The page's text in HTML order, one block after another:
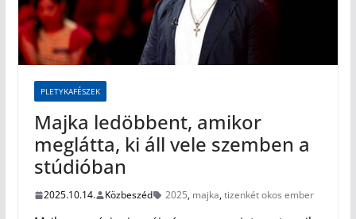
PLETYKAFÉSZEK
Majka ledöbbent, amikor
meglátta, ki áll vele szemben a
stúdióban
2025.10.14. Közbeszéd 2025, majka,tizenkét okos ember